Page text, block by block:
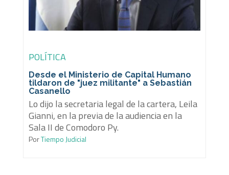
POLÍTICA
Desde el Ministerio de Capital Humano
tildaron de "juez militante" a Sebastián
Casanello
Lo dijo la secretaria legal de la cartera, Leila
Gianni, en la previa de la audiencia en la
Sala II de Comodoro Py.
PorTiempo Judicial